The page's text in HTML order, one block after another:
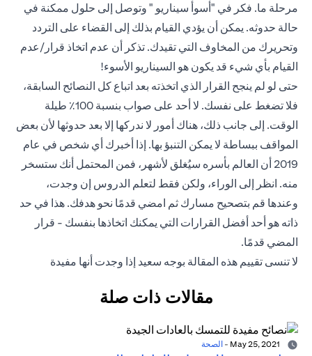
مرحلة ما. فكر في "أسوأ سيناريو " وتوصل إلى حلول ممكنة في
حالة حدوثه. يمكن أن يؤدي القيام بذلك إلى القضاء على التردد
وتحريرك من المخاوف التي تقيدك. تذكر أن عدم اتخاذ قرار/عدم
القيام بأي شيء قد يكون هو السيناريو الأسوء!
حتى لو لم ينجح القرار الذي اتخذته بعد اتباع كل النصائح السابقة،
فلا تضغط على نفسك. لا أحد على صواب بنسبة 100٪ طيلة
الوقت. إلى جانب ذلك، هناك أمور لا ندركها إلا بعد حدوثها لأن بعض
المواقف ببساطة لا يمكن التنبؤ بها. إذا أخبرك أي شخص في عام
2019 أن العالم بأسره سيُغلق لأشهر، فمن المحتمل أنك ستسخر
منه. انظر إلى الوراء، ولكن فقط لتعلم الدروس إن وجدت،
وعندها قم بتصحيح مسارك ثم امضي قدمًا نحو هدفك. هذا في حد
ذاته هو أحد أفضل القرارات التي يمكنك اتخاذها بنفسك - قرار
المضي قدمًا.
لا تنسى تقييم هذه المقالة بوجه سعيد إذا وجدت أنها مفيدة
مقالات ذات صلة
- الصحة